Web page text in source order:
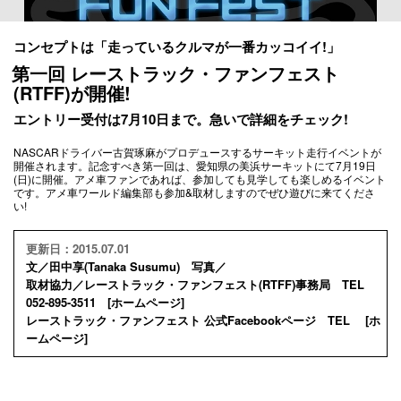
コンセプトは「走っているクルマが一番カッコイイ!」
第一回 レーストラック・ファンフェスト
(RTFF)が開催!
エントリー受付は7月10日まで。急いで詳細をチェック!
NASCARドライバー古賀琢麻がプロデュースするサーキット走行イベントが
開催されます。記念すべき第一回は、愛知県の美浜サーキットにて7月19日
(日)に開催。アメ車ファンであれば、参加しても見学しても楽しめるイベント
です。アメ車ワールド編集部も参加&取材しますのでぜひ遊びに来てくださ
い!
更新日：2015.07.01
文／田中享(Tanaka Susumu) 写真／
取材協力／レーストラック・ファンフェスト(RTFF)事務局 TEL
052-895-3511 [ホームページ]
レーストラック・ファンフェスト 公式Facebookページ TEL [ホ
ームページ]